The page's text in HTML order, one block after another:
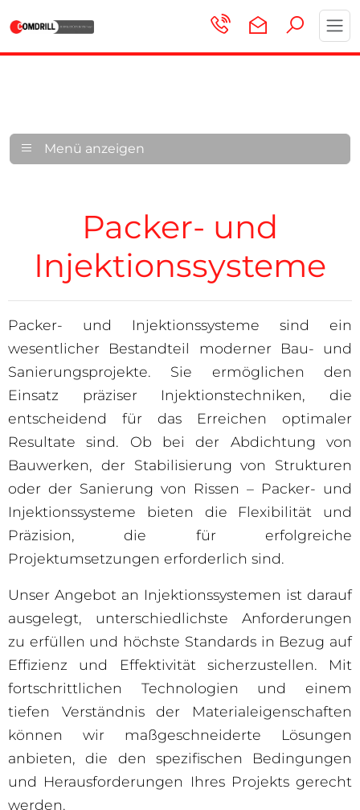
Menü anzeigen
Packer- und
Injektionssysteme
Packer- und Injektionssysteme sind ein
wesentlicher Bestandteil moderner Bau- und
Sanierungsprojekte. Sie ermöglichen den
Einsatz präziser Injektionstechniken, die
entscheidend für das Erreichen optimaler
Resultate sind. Ob bei der Abdichtung von
Bauwerken, der Stabilisierung von Strukturen
oder der Sanierung von Rissen – Packer- und
Injektionssysteme bieten die Flexibilität und
Präzision, die für erfolgreiche
Projektumsetzungen erforderlich sind.
Unser Angebot an Injektionssystemen ist darauf
ausgelegt, unterschiedlichste Anforderungen
zu erfüllen und höchste Standards in Bezug auf
Effizienz und Effektivität sicherzustellen. Mit
fortschrittlichen Technologien und einem
tiefen Verständnis der Materialeigenschaften
können wir maßgeschneiderte Lösungen
anbieten, die den spezifischen Bedingungen
und Herausforderungen Ihres Projekts gerecht
werden.